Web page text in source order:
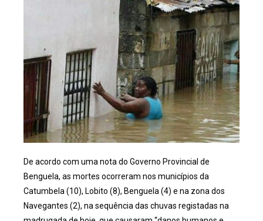
De acordo com uma nota do Governo Provincial de
Benguela, as mortes ocorreram nos municípios da
Catumbela (10), Lobito (8), Benguela (4) e na zona dos
Navegantes (2), na sequência das chuvas registadas na